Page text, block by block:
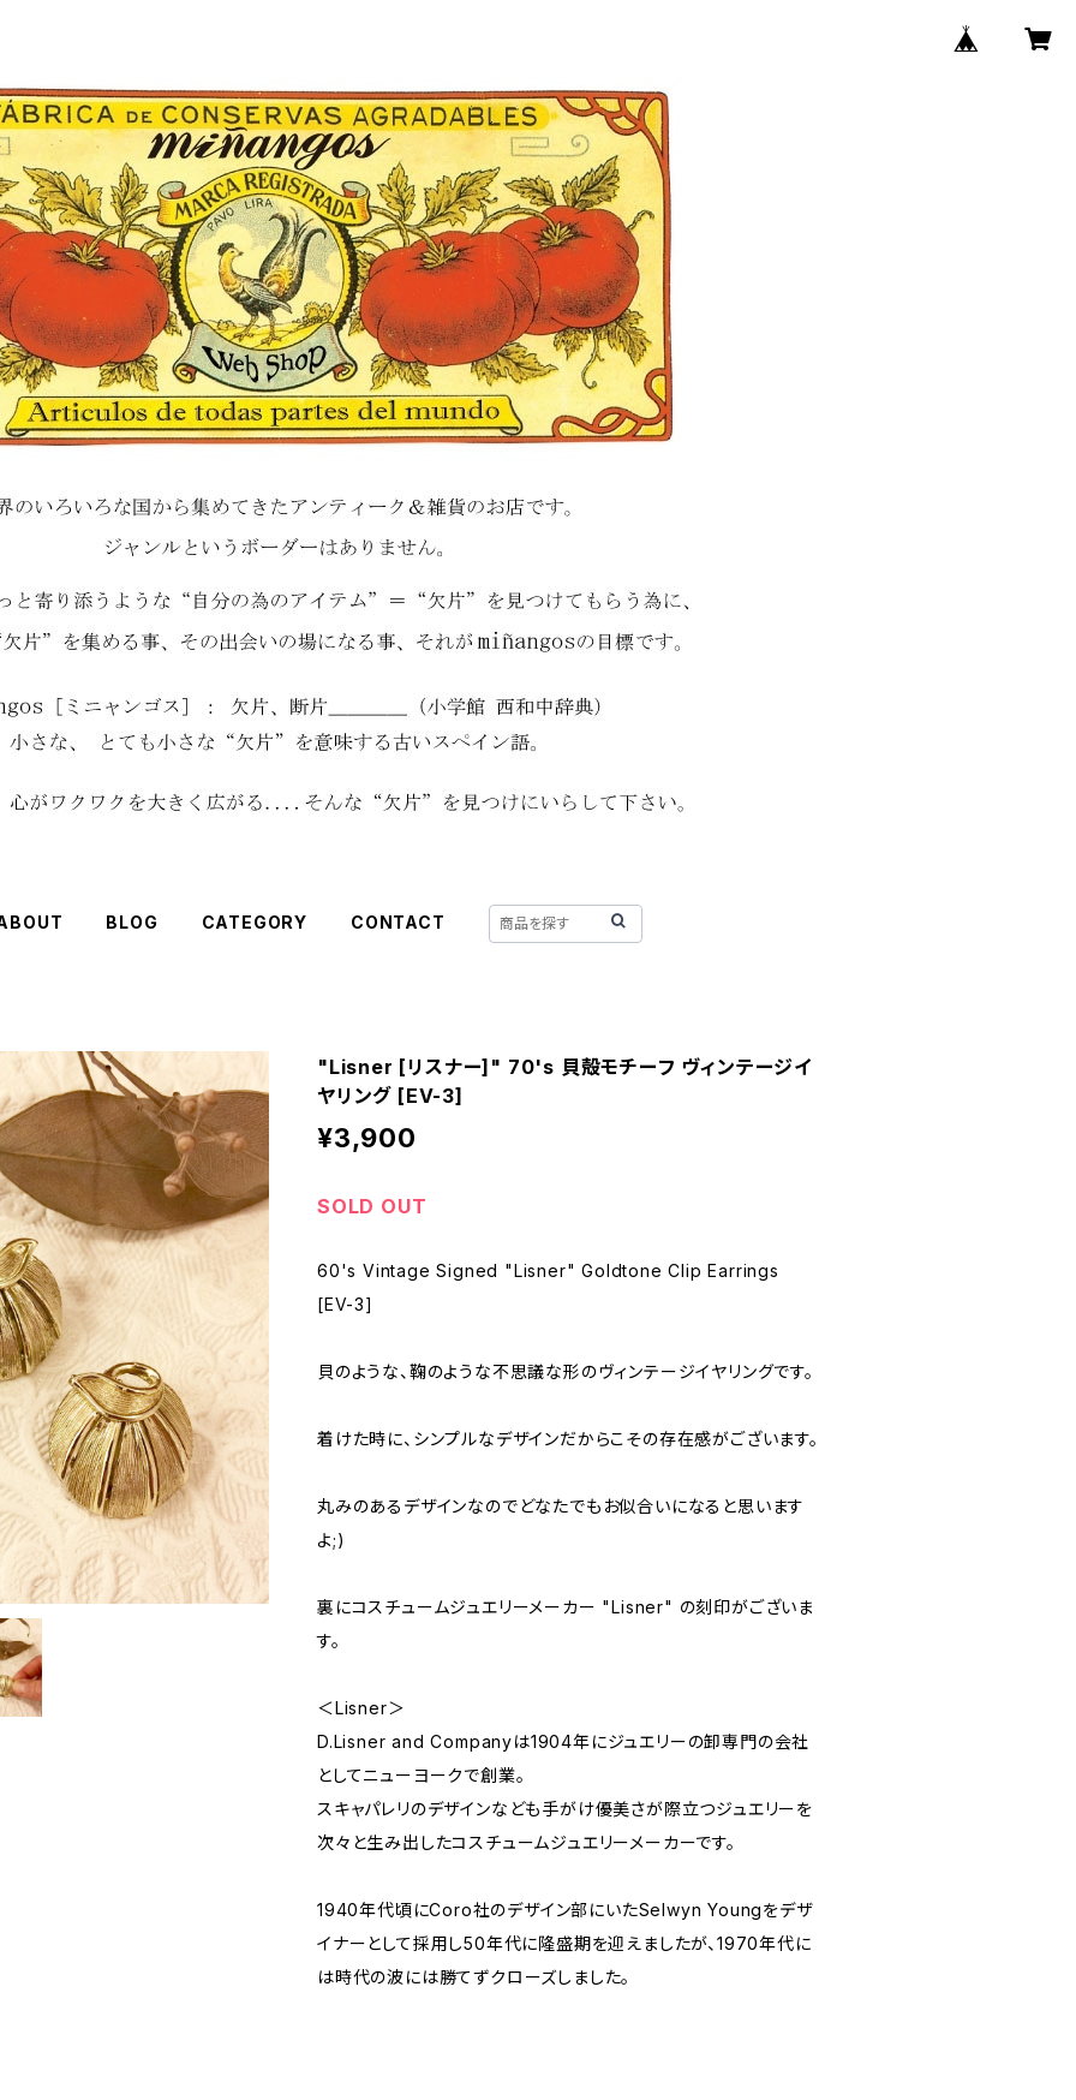
BLOG CATEGORY CONTACT
"Lisner [リスナー]" 70's 貝殻モチーフ ヴィンテージイ
ヤリング [EV-3]
¥3,900
SOLD OUT
60's Vintage Signed "Lisner" Goldtone Clip Earrings
[EV-3]
貝のような、鞠のような不思議な形のヴィンテージイヤリングです。
着けた時に、シンプルなデザインだからこその存在感がございます。
丸みのあるデザインなのでどなたでもお似合いになると思います
よ;)
裏にコスチュームジュエリーメーカー "Lisner" の刻印がございま
す。
＜Lisner＞
D.Lisner and Companyは1904年にジュエリーの卸専門の会社
としてニューヨークで創業。
スキャパレリのデザインなども手がけ優美さが際立つジュエリーを
次々と生み出したコスチュームジュエリーメーカーです。
1940年代頃にCoro社のデザイン部にいたSelwyn Youngをデザ
イナーとして採用し50年代に隆盛期を迎えましたが、1970年代に
は時代の波には勝てずクローズしました。